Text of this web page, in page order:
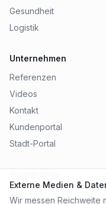
Gesundheit
Logistik
Unternehmen
Referenzen
Videos
Kontakt
Kundenportal
Stadt-Portal
Externe Medien &
Wir messen Reichweite